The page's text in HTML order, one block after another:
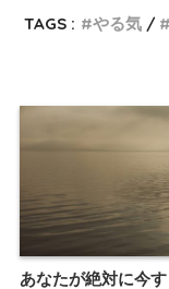
TAGS :
やる気
あなたが絶対に今